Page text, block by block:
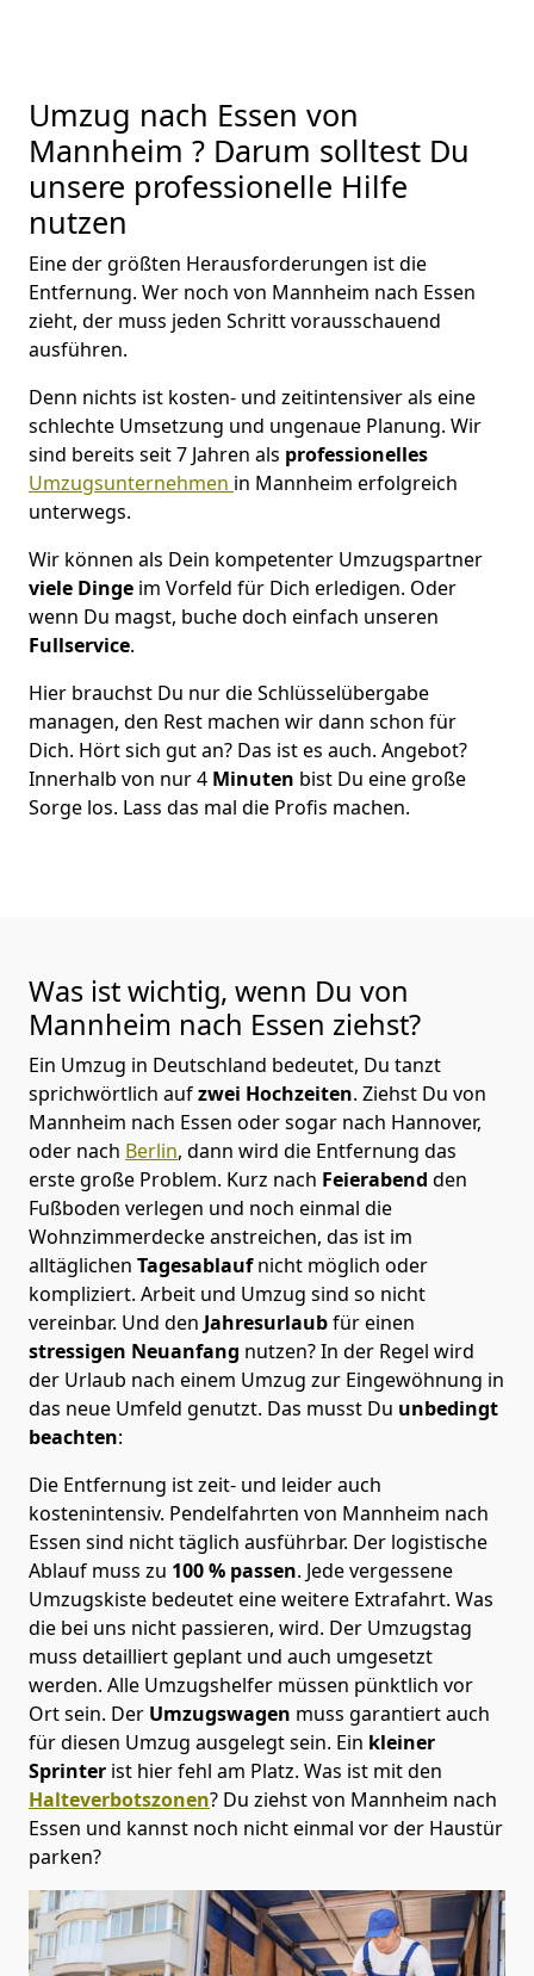
Umzug nach Essen von
Mannheim ? Darum solltest Du
unsere professionelle Hilfe
nutzen
Eine der größten Herausforderungen ist die
Entfernung. Wer noch von Mannheim nach Essen
zieht, der muss jeden Schritt vorausschauend
ausführen.
Denn nichts ist kosten- und zeitintensiver als eine
schlechte Umsetzung und ungenaue Planung. Wir
sind bereits seit 7 Jahren als professionelles
Umzugsunternehmen in Mannheim erfolgreich
unterwegs.
Wir können als Dein kompetenter Umzugspartner
viele Dinge im Vorfeld für Dich erledigen. Oder
wenn Du magst, buche doch einfach unseren
Fullservice.
Hier brauchst Du nur die Schlüsselübergabe
managen, den Rest machen wir dann schon für
Dich. Hört sich gut an? Das ist es auch. Angebot?
Innerhalb von nur 4 Minuten bist Du eine große
Sorge los. Lass das mal die Profis machen.
Was ist wichtig, wenn Du von
Mannheim nach Essen ziehst?
Ein Umzug in Deutschland bedeutet, Du tanzt
sprichwörtlich aufzwei Hochzeiten. Ziehst Du von
Mannheim nach Essen oder sogar nach Hannover,
oder nach Berlin, dann wird die Entfernung das
erste große Problem. Kurz nach Feierabend den
Fußboden verlegen und noch einmal die
Wohnzimmerdecke anstreichen, das ist im
alltäglichen Tagesablaufnicht möglich oder
kompliziert. Arbeit und Umzug sind so nicht
vereinbar. Und den Jahresurlaubfür einen
stressigen Neuanfang nutzen? In der Regel wird
der Urlaub nach einem Umzug zur Eingewöhnung in
das neue Umfeld genutzt. Das musst Du unbedingt
beachten:
Die Entfernung ist zeit- und leider auch
kostenintensiv. Pendelfahrten von Mannheim nach
Essen sind nicht täglich ausführbar. Der logistische
Ablauf muss zu 100 % passen. Jede vergessene
Umzugskiste bedeutet eine weitere Extrafahrt. Was
die bei uns nicht passieren, wird. Der Umzugstag
muss detailliert geplant und auch umgesetzt
werden. Alle Umzugshelfer müssen pünktlich vor
Ort sein. Der Umzugswagen muss garantiert auch
für diesen Umzug ausgelegt sein. Ein kleiner
Sprinter ist hier fehl am Platz. Was ist mit den
Halteverbotszonen? Du ziehst von Mannheim nach
Essen und kannst noch nicht einmal vor der Haustür
parken?